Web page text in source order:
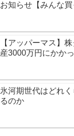
お知らせ【みんな買
【アッパーマス】
産3000万円にかか
氷河期世代はどれ
るのか